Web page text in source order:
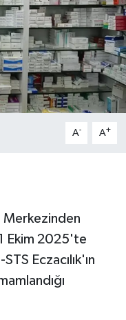
A- A+
Merkezinden
Ekim 2025'te
Eczacılık'ın